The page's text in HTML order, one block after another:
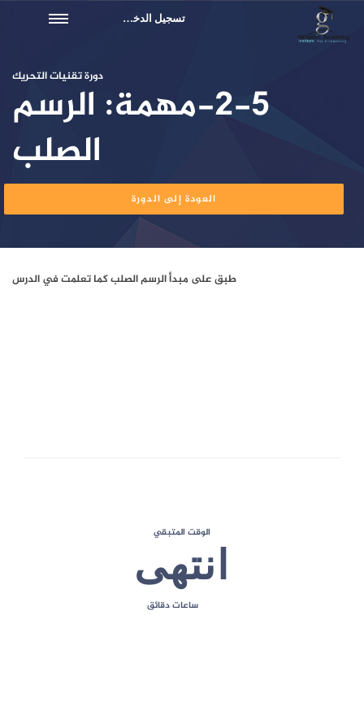
تسجيل الدخول
دورة تقنيات التحريك
2-5-مهمة: الرسم
الصلب
العودة إلى الدورة
طبق على مبدأ الرسم الصلب كما تعلمت في الدرس
انتهى
الوقت المتبقي
ساعاتدقائق